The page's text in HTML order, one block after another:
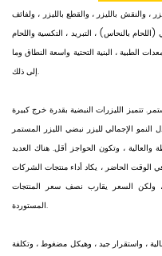
، والنقش بالليزر ، والقطع بالليزر ، ولفائف
بالنحاس) ، التبريد ، التكسية واللحام
الطبية ، البنية التحتية واسعة النطاق وما
إلى ذلك.
تتميز الليزرات النبضية بقدرة خرج كبيرة
الإجمالي لليزر نبضي الليزر المستمر
، وتكون الحواجز أقل. هناك العديد
الحاضر ، يكاد أداء منتجات الشركات
، ولكن السعر يقارب نصف سعر المنتجات
المستوردة.
، واستقرار جيد ، وهيكل مضغوط ، وتكلفة